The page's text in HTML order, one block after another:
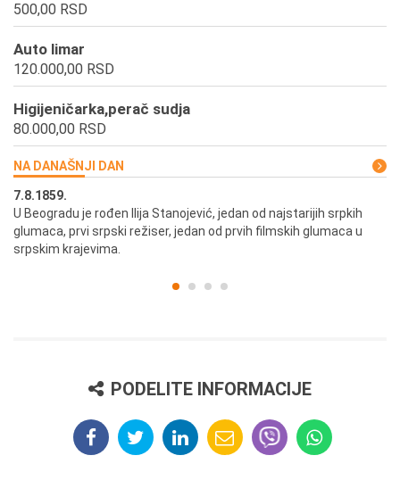
500,00 RSD
Auto limar
120.000,00 RSD
Higijeničarka,perač sudja
80.000,00 RSD
NA DANAŠNJI DAN
7.8.1859.
U Beogradu je rođen Ilija Stanojević, jedan od najstarijih srpkih
glumaca, prvi srpski režiser, jedan od prvih filmskih glumaca u
srpskim krajevima.
PODELITE INFORMACIJE